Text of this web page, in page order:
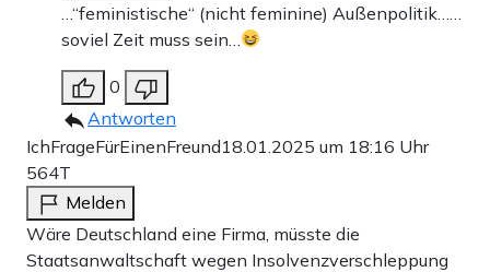
…“feministische“ (nicht feminine) Außenpolitik……
soviel Zeit muss sein…
0
Antworten
IchFrageFürEinenFreund18.01.2025 um 18:16 Uhr
564T
Melden
Wäre Deutschland eine Firma, müsste die
Staatsanwaltschaft wegen Insolvenzverschleppung